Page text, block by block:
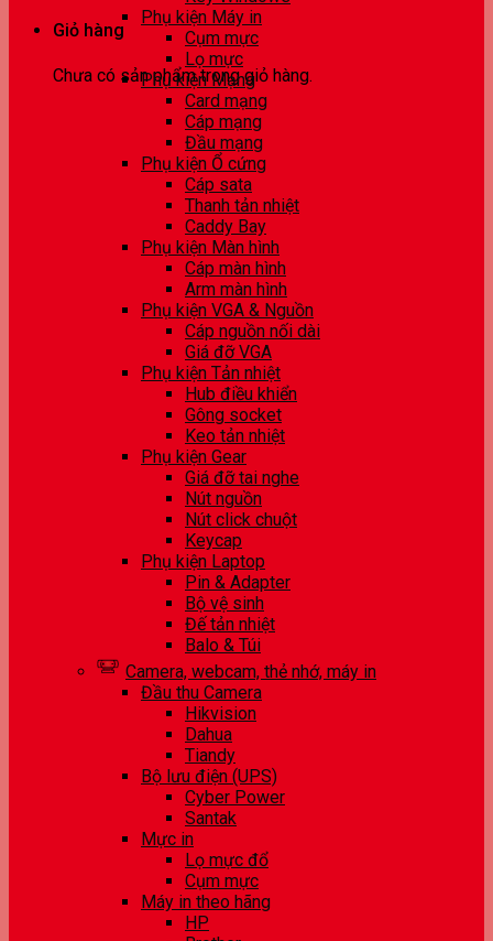
Giỏ hàng
Chưa có sản phẩm trong giỏ hàng.
Phụ kiện Máy in
Cụm mực
Lọ mực
Phụ kiện Mạng
Card mạng
Cáp mạng
Đầu mạng
Phụ kiện Ổ cứng
Cáp sata
Thanh tản nhiệt
Caddy Bay
Phụ kiện Màn hình
Cáp màn hình
Arm màn hình
Phụ kiện VGA & Nguồn
Cáp nguồn nối dài
Giá đỡ VGA
Phụ kiện Tản nhiệt
Hub điều khiển
Gông socket
Keo tản nhiệt
Phụ kiện Gear
Giá đỡ tai nghe
Nút nguồn
Nút click chuột
Keycap
Phụ kiện Laptop
Pin & Adapter
Bộ vệ sinh
Đế tản nhiệt
Balo & Túi
Camera, webcam, thẻ nhớ, máy in
Đầu thu Camera
Hikvision
Dahua
Tiandy
Bộ lưu điện (UPS)
Cyber Power
Santak
Mực in
Lọ mực đổ
Cụm mực
Máy in theo hãng
HP